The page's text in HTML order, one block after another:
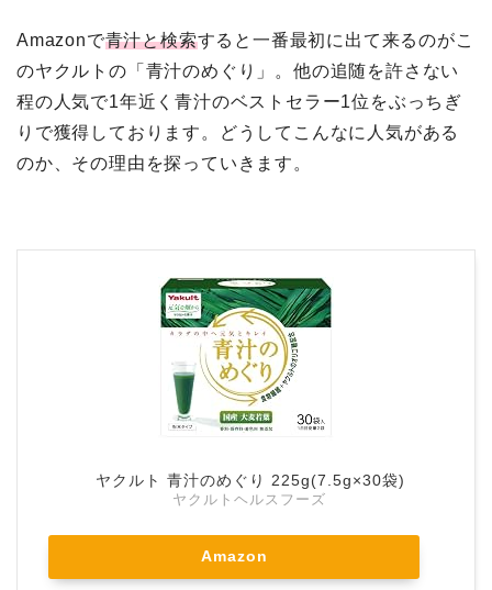
Amazonで青汁と検索すると一番最初に出て来るのがこ
のヤクルトの「青汁のめぐり」。他の追随を許さない
程の人気で1年近く青汁のベストセラー1位をぶっちぎ
りで獲得しております。どうしてこんなに人気がある
のか、その理由を探っていきます。
ヤクルト 青汁のめぐり 225g(7.5g×30袋)
ヤクルトヘルスフーズ
Amazon